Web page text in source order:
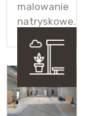
malowanie
natryskowe.